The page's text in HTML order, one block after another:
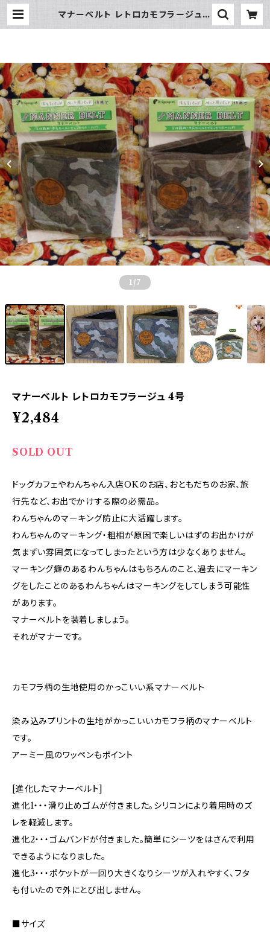
マナーベルト レトロカモフラージュ 4
1 /7
マナーベルト レトロカモフラージュ 4号
¥2,484
SOLD OUT
ドッグカフェやわんちゃん入店OKのお店、おともだちのお家、旅
行先など、お出でかけする際の必需品。
わんちゃんのマーキング防止に大活躍します。
わんちゃんのマーキング・粗相が原因で楽しいはずのお出かけが
気まずい雰囲気になってしまったという方は少なくありません。
マーキング癖のあるわんちゃんはもちろんのこと、過去にマーキン
グをしたことのあるわんちゃんはマーキングをしてしまう可能性
があります。
マナーベルトを装着しましょう。
それがマナーです。
カモフラ柄の生地使用のかっこいい系マナーベルト
染み込みプリントの生地がかっこいいカモフラ柄のマナーベルト
です。
アーミー風のワッペンもポイント
[進化したマナーベルト]
進化1・・・滑り止めゴムが付きました。シリコンにより着用時のズ
レを軽減します。
進化2・・・ゴムバンドが付きました。簡単にシーツをはさんで利用
できるようになりました。
進化3・・・ポケットが一回り大きくなりシーツが入れやすく、フタ
も付いたので外にとび出しません。
■サイズ